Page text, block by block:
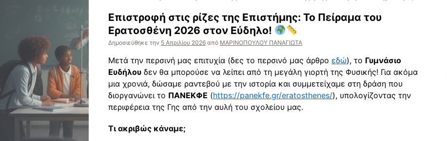
Επιστροφή στις ρίζες της Επιστήμης: Το Πείραμα του
Ερατοσθένη 2026 στον Εύδηλο!
Δημοσιεύθηκε την 5 Απριλίου 2026 από ΜΑΡΙΝΟΠΟΥΛΟΥ ΠΑΝΑΓΙΩΤΑ
Μετά την περσινή μας επιτυχία (δες το περσινό μας άρθρο εδώ), το Γυμνάσιο
Ευδήλου δεν θα μπορούσε να λείπει από τη μεγάλη γιορτή της Φυσικής! Για ακόμα
μια χρονιά, δώσαμε ραντεβού με την ιστορία και συμμετείχαμε στη δράση που
διοργανώνει το ΠΑΝΕΚΦΕ (https://panekfe.gr/eratosthenes/), υπολογίζοντας την
περιφέρεια της Γης από την αυλή του σχολείου μας.
Τι ακριβώς κάναμε;